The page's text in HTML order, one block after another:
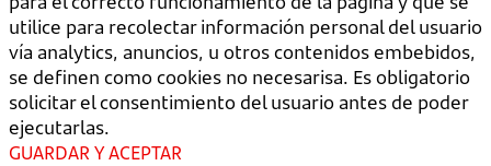
utilice para recolectar información personal del usuario
vía analytics, anuncios, u otros contenidos embebidos,
se definen como cookies no necesarisa. Es obligatorio
solicitar el consentimiento del usuario antes de poder
ejecutarlas.
GUARDAR Y ACEPTAR